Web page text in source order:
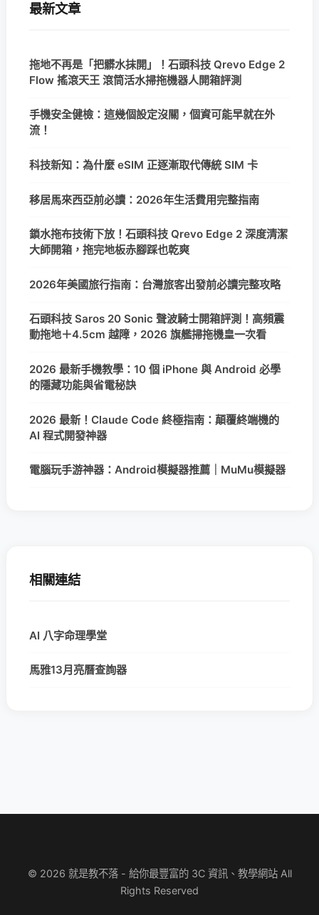
最新文章
拖地不再是「把髒水抹開」！石頭科技 Qrevo Edge 2
Flow 搖滾天王 滾筒活水掃拖機器人開箱評測
手機安全健檢：這幾個設定沒關，個資可能早就在外
流！
科技新知：為什麼 eSIM 正逐漸取代傳統 SIM 卡
移居馬來西亞前必讀：2026年生活費用完整指南
鎖水拖布技術下放！石頭科技 Qrevo Edge 2 深度清潔
大師開箱，拖完地板赤腳踩也乾爽
2026年美國旅行指南：台灣旅客出發前必讀完整攻略
石頭科技 Saros 20 Sonic 聲波騎士開箱評測！高頻震
動拖地＋4.5cm 越障，2026 旗艦掃拖機皇一次看
2026 最新手機教學：10 個 iPhone 與 Android 必學
的隱藏功能與省電秘訣
2026 最新！Claude Code 終極指南：顛覆終端機的
AI 程式開發神器
電腦玩手游神器：Android模擬器推薦｜MuMu模擬器
相關連結
AI 八字命理學堂
馬雅13月亮曆查詢器
© 2026 就是教不落 - 給你最豐富的 3C 資訊、教學網站 All
Rights Reserved